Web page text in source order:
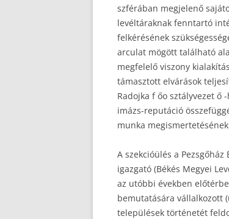
szférában megjelenő
levéltáraknak fenntartó
felkérésének
arculat mögött található
megfelelő viszony
támasztott elvárások
Radojka f őo sztályvezet ő
imázs-reputáció
munka
A szekcióülés a
igazgató (Békés Megyei
az utóbbi években
bemutatására vállalkozott
települések történetét